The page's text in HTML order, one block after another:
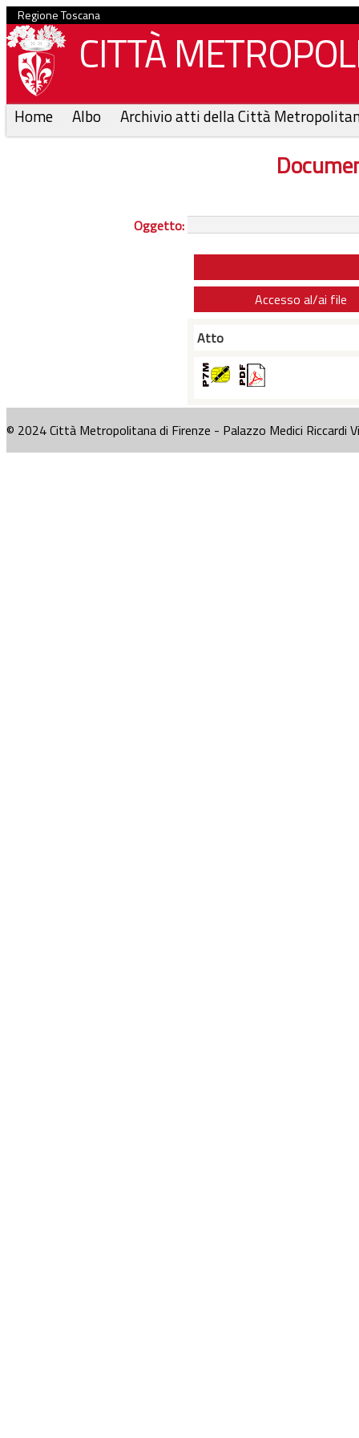
Regione Toscana
CITTÀ
Home Albo Archivio atti della Città
Oggetto:
Accesso al/ai file
Atto
© 2024 Città Metropolitana di Firenze - Palazzo Medici Riccardi